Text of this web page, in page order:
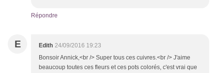
Répondre
E Edith 24/09/2016 19:23
Bonsoir Annick,<br /> Super tous ces cuivres.<br /> J'aime
beaucoup toutes ces fleurs et ces pots colorés, c'est vrai que